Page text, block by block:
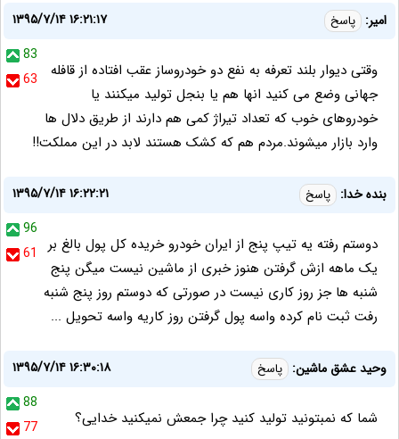
امیر: پاسخ
۱۳۹۵/۷/۱۴ ۱۶:۲۱:۱۷
83
63
وقتی دیوار بلند تعرفه به نفع دو خودروساز عقب افتاده از قافله
جهانی وضع می کنید انها هم یا بنجل تولید میکنند یا
خودروهای خوب که تعداد تیراژ کمی هم دارند از طریق دلال ها
وارد بازار میشوند.مردم هم که کشک هستند لابد در این مملکت!!
بنده خدا: پاسخ
۱۳۹۵/۷/۱۴ ۱۶:۲۲:۲۱
96
61
دوستم رفته یه تیپ پنج از ایران خودرو خریده کل پول بالغ بر
یک ماهه ازش گرفتن هنوز خبری از ماشین نیست میگن پنج
شنبه ها جز روز کاری نیست در صورتی که دوستم روز پنج شنبه
رفت ثبت نام کرده واسه پول گرفتن روز کاریه واسه تحویل ...
وحید عشق ماشین: پاسخ
۱۳۹۵/۷/۱۴ ۱۶:۳۰:۱۸
88
77
شما که نمبتونید تولید کنید چرا جمعش نمیکنید خدایی؟